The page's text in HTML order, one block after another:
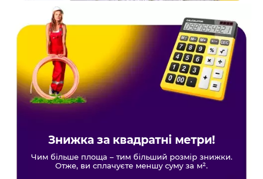
Знижка за квадратні метри!
Чим більше площа – тим більший розмір знижки.
Отже, ви сплачуєте меншу суму за м².